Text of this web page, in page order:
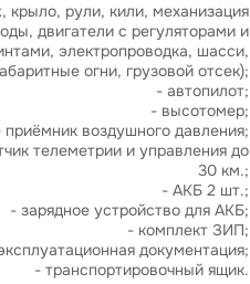
рули, кили, механизация
двигатели с регуляторами и
электропроводка, шасси,
огни, грузовой отсек);
- автопилот;
- высотомер;
приёмник воздушного давления;
телеметрии и управления до
30 км.;
- АКБ 2 шт.;
- зарядное устройство для АКБ;
- комплект ЗИП;
документация;
- транспортировочный ящик.